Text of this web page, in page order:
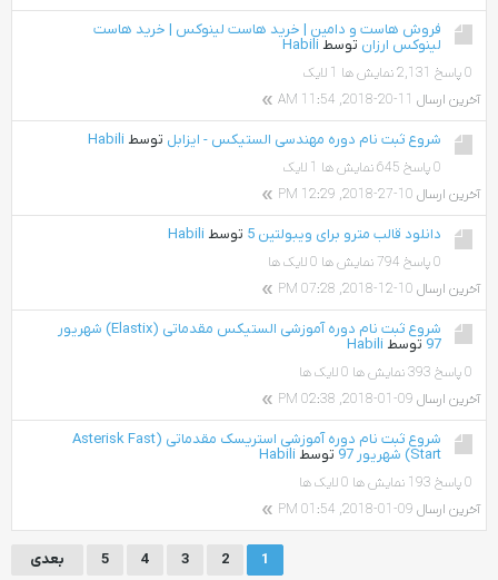
فروش هاست و دامین | خرید هاست لینوکس |‌ خرید هاست
لینوکس ارزان توسط Habili
0 پاسخ 2,131 نمایش ها
1 لایک
آخرین ارسال 11-20-2018, 11:54 AM
شروع ثبت نام دوره مهندسی الستیکس - ایزابل توسط Habili
0 پاسخ 645 نمایش ها
1 لایک
آخرین ارسال 10-27-2018, 12:29 PM
دانلود قالب مترو برای ویبولتین 5 توسط Habili
0 پاسخ 794 نمایش ها
0 لایک ها
آخرین ارسال 10-12-2018, 07:28 PM
شروع ثبت نام دوره آموزشی الستیکس مقدماتی (Elastix) شهریور
97 توسط Habili
0 پاسخ 393 نمایش ها
0 لایک ها
آخرین ارسال 09-01-2018, 02:38 PM
شروع ثبت نام دوره آموزشی استریسک مقدماتی (Asterisk Fast
Start) شهریور 97
توسط Habili
0 پاسخ 193 نمایش ها
0 لایک ها
آخرین ارسال 09-01-2018, 01:54 PM
1
2
3
4
5 بعدی